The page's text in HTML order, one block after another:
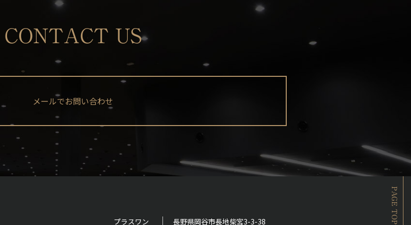
CONTACT US
メールでお問い合わせ
PAGE TOP
プラスワン 長野県岡谷市長地柴宮3-3-38